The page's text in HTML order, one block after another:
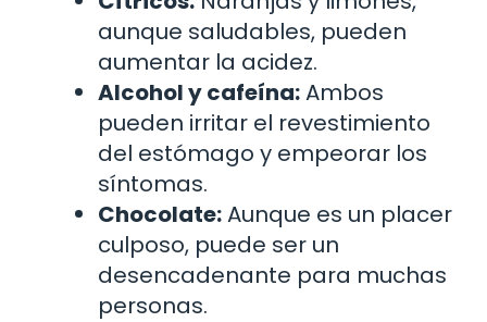
aunque saludables, pueden
aumentar la acidez.
Alcohol y cafeína:Ambos
pueden irritar el revestimiento
del estómago y empeorar los
síntomas.
Chocolate:Aunque es un placer
culposo, puede ser un
desencadenante para muchas
personas.